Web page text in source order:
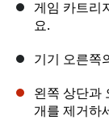
게임 카트리
요.
기기 오른쪽
왼쪽 상단과
개를 제거하